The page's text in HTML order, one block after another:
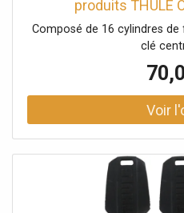
produits THULE
Composé de 16 cylindres
clé